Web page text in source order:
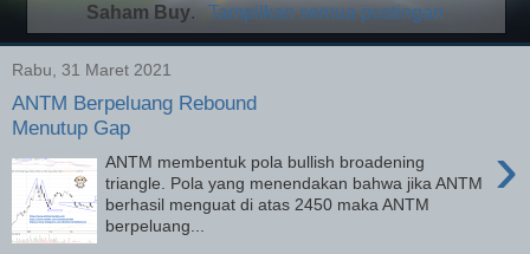
Saham Buy. Tampilkan semua postingan
Rabu, 31 Maret 2021
ANTM Berpeluang Rebound
Menutup Gap
›
ANTM membentuk pola bullish broadening
triangle. Pola yang menendakan bahwa jika ANTM
berhasil menguat di atas 2450 maka ANTM
berpeluang...